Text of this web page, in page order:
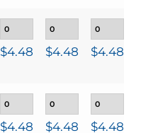
$4.48 $4.48 $4.48
$4.48 $4.48 $4.48